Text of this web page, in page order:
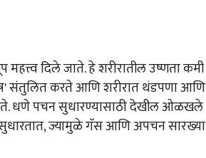
महत्त्व दिले जाते. हे शरीरातील उष्णता कमी
संतुलित करते आणि शरीरात थंडपणा आणि
धणे पचन सुधारण्यासाठी देखील ओळखले
ज्यामुळे गॅस आणि अपचन सारख्या